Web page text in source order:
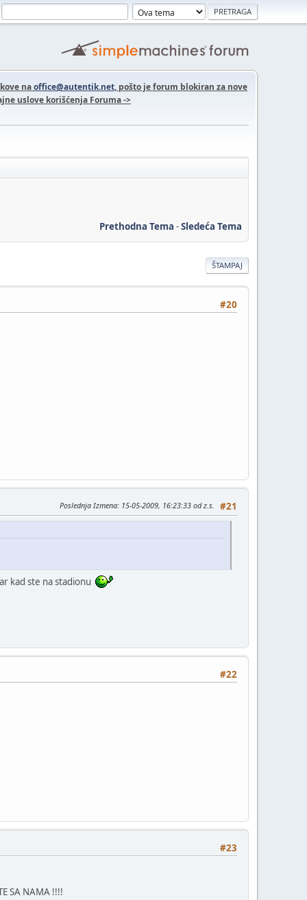
naoffice@autentik.net, pošto je forum blokiran za nove
uslove korišćenja Foruma ->
Prethodna Tema -Sledeća Tema
ŠTAMPAJ
#20
#21
Poslednja Izmena: 15-05-2009, 16:23:33 od z.s.
kad ste na stadionu
#22
#23
SA NAMA !!!!